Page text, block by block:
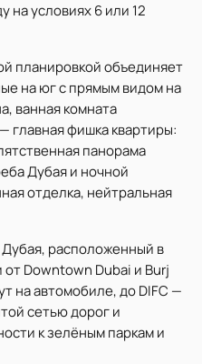
на условиях 6 или 12
планировкой объединяет
на юг с прямым видом на
ванная комната
главная фишка квартиры:
панорама
Дубая и ночной
отделка, нейтральная
расположенный в
Downtown Dubai и Burj
на автомобиле, до DIFC —
сетью дорог и
к зелёным паркам и